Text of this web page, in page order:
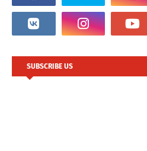
SUBSCRIBE US